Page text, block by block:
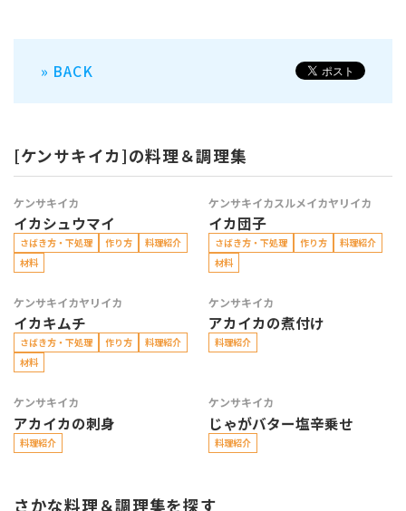
» BACK
[ケンサキイカ]の料理＆調理集
ケンサキイカ
イカシュウマイ
さばき方・下処理 作り方
料理紹介
材料
ケンサキイカスルメイカヤリイカ
イカ団子
さばき方・下処理 作り方
料理紹介
材料
ケンサキイカヤリイカ
イカキムチ
さばき方・下処理 作り方
料理紹介
材料
ケンサキイカ
アカイカの煮付け
料理紹介
ケンサキイカ
アカイカの刺身
料理紹介
ケンサキイカ
じゃがバター塩辛乗せ
料理紹介
さかな料理＆調理集を探す